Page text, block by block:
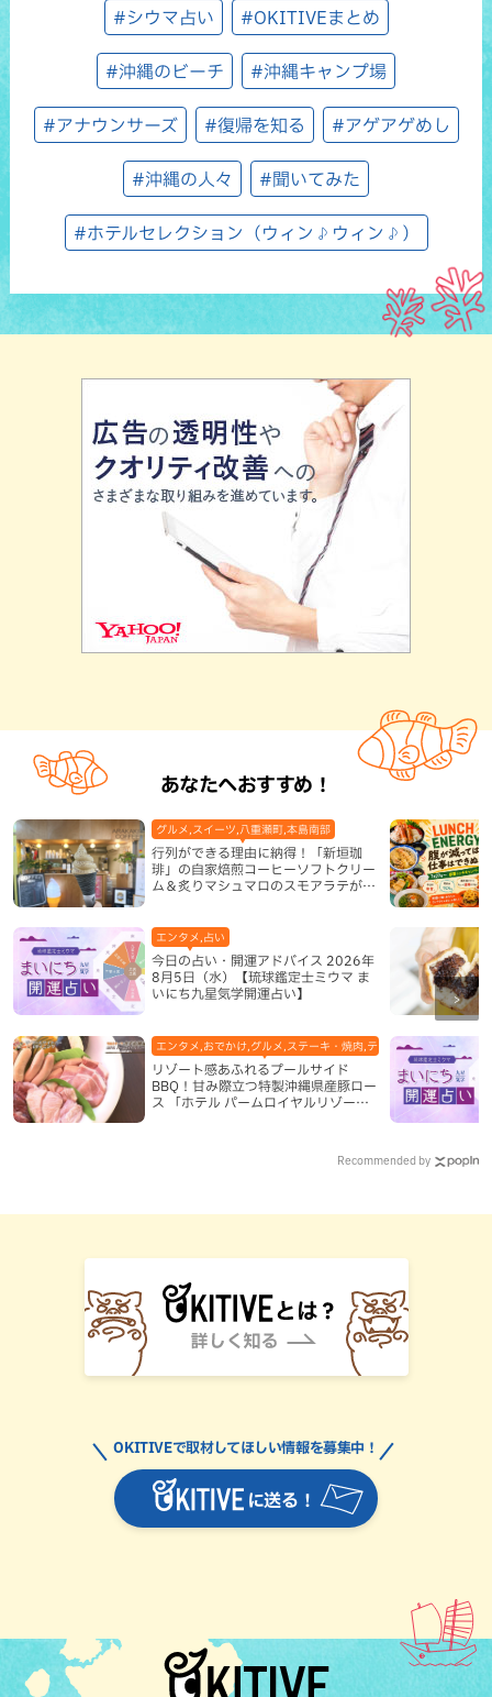
#シウマ占い #OKITIVEまとめ
#沖縄のビーチ #沖縄キャンプ場
#アナウンサーズ #復帰を知る #アゲアゲめし
#沖縄の人々 #聞いてみた
#ホテルセレクション（ウィン♪ウィン♪）
あなたへおすすめ！
行列ができる理由に納得！「新垣珈
琲」の自家焙煎コーヒーソフトクリー
ム＆炙りマシュマロのスモアラテが絶
グルメ,スイーツ,八重瀬町,本島南部
今日の占い・開運アドバイス 2026年
8月5日（水）【琉球鑑定士ミウマ ま
いにち九星気学開運占い】
エンタメ,占い
リゾート感あふれるプールサイド
BBQ！甘み際立つ特製沖縄県産豚ロー
ス 「ホテル パームロイヤルリゾート
エンタメ,おでかけ,グルメ,ステーキ・焼肉,テレビ,ホテル,地域,本島
Recommended by
に送る！
OKITIVEで取材してほしい情報を募集中！